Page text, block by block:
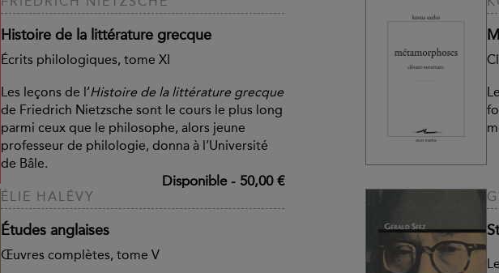
Histoire de la littérature grecque
Écrits philologiques, tome XI
Les leçons de l’Histoire de la littérature grecque
de Friedrich Nietzsche sont le cours le plus long
parmi ceux que le philosophe, alors jeune
professeur de philologie, donna à l’Université
de Bâle.
Disponible- 50,00 €
ÉLIE HALÉVY
Études anglaises
Œuvres complètes, tome V